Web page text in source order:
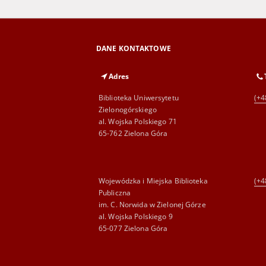
DANE KONTAKTOWE
Adres
Biblioteka Uniwersytetu
Zielonogórskiego
al. Wojska Polskiego 71
65-762 Zielona Góra
Wojewódzka i Miejska Biblioteka
Publiczna
im. C. Norwida w Zielonej Górze
al. Wojska Polskiego 9
65-077 Zielona Góra